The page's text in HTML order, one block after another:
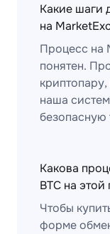
Какие шаги
на
Процесс на
понятен.
наша
безопасную
Какова
BTC на
Чтобы
форме